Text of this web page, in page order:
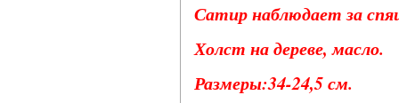
Сатир наблюдает за
Холст на дереве, масло.
Размеры:34-24,5 см.